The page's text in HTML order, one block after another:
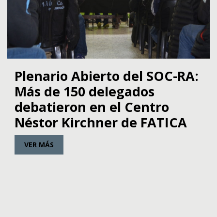
Plenario Abierto del SOC-RA:
Más de 150 delegados
debatieron en el Centro
Néstor Kirchner de FATICA
VER MÁS